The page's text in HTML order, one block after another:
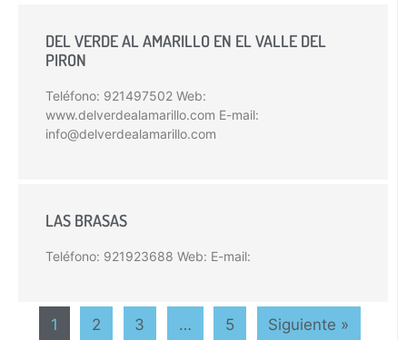
DEL VERDE AL AMARILLO EN EL VALLE DEL
PIRON
Teléfono: 921497502 Web:
www.delverdealamarillo.com E-mail:
info@delverdealamarillo.com
LAS BRASAS
Teléfono: 921923688 Web: E-mail:
1 2 3 … 5 Siguiente »